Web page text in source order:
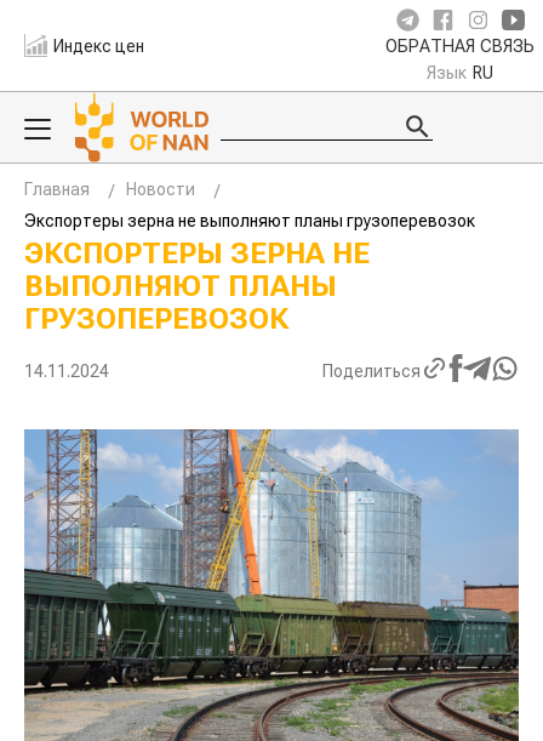
Индекс цен ОБРАТНАЯ СВЯЗЬ
Язык RU
Главная
Новости
Экспортеры зерна не выполняют планы грузоперевозок
ЭКСПОРТЕРЫ ЗЕРНА НЕ
ВЫПОЛНЯЮТ ПЛАНЫ
ГРУЗОПЕРЕВОЗОК
14.11.2024 Поделиться